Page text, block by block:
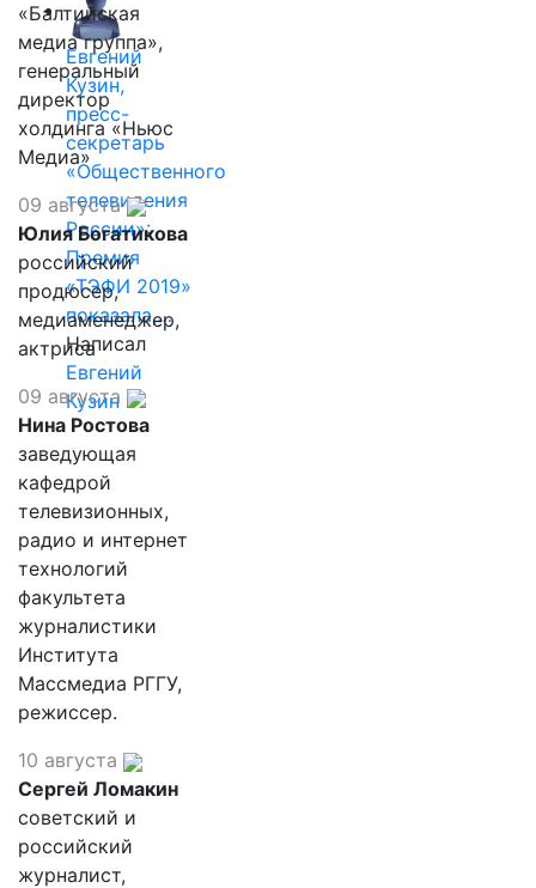
Евгений
Кузин,
пресс-
секретарь
«Общественного
телевидения
России»:
Премия
«ТЭФИ 2019»
показала,…
Написал
Евгений
Кузин
«Балтийская
медиа группа»,
генеральный
директор
холдинга «Ньюс
Медиа»
09 августа
Юлия Богатикова
российский
продюсер,
медиаменеджер,
актриса
09 августа
Нина Ростова
заведующая
кафедрой
телевизионных,
радио и интернет
технологий
факультета
журналистики
Института
Массмедиа РГГУ,
режиссер.
10 августа
Сергей Ломакин
советский и
российский
журналист,